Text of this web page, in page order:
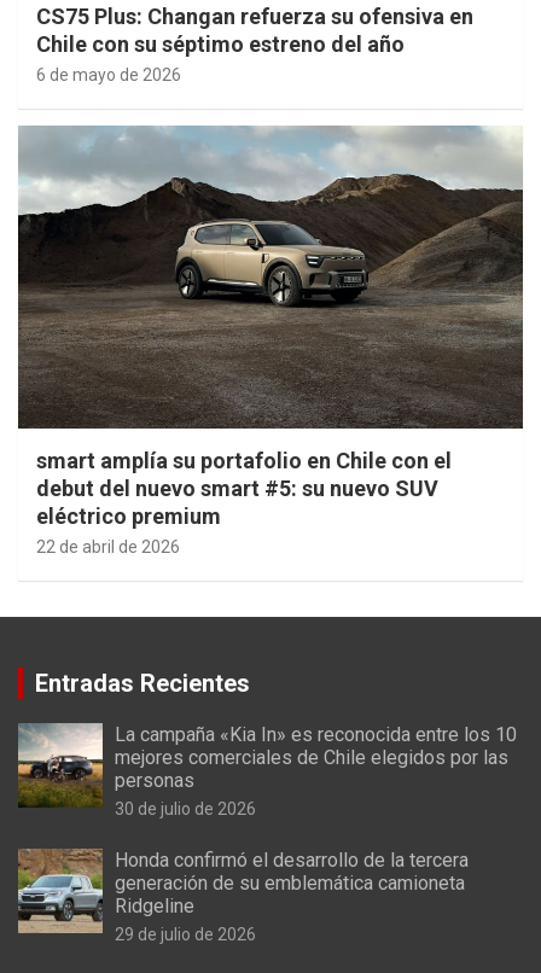
CS75 Plus: Changan refuerza su ofensiva en
Chile con su séptimo estreno del año
6 de mayo de 2026
smart amplía su portafolio en Chile con el
debut del nuevo smart #5: su nuevo SUV
eléctrico premium
22 de abril de 2026
Entradas Recientes
La campaña «Kia In» es reconocida entre los 10
mejores comerciales de Chile elegidos por las
personas
30 de julio de 2026
Honda confirmó el desarrollo de la tercera
generación de su emblemática camioneta
Ridgeline
29 de julio de 2026